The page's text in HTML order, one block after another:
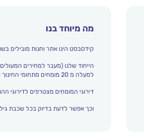
מה מיוחד בנו
קידסבסט הינו אתר וחנות מובילים
הייחוד שלנו (מעבר למחירים
למעלה מ 20 מומחים מתחומי החינוך והתפתחות הילד מדרגים אצלנו כל הזמן את עולם הילדים.
דירוגי המומחים מצטרפים לדירוגי
וכך אפשר לדעת בדיוק בכל שכבת